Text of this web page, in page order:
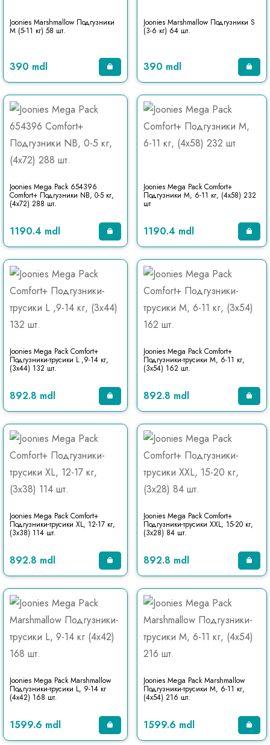
Joonies Marshmallow Подгузники
M (5-11 кг) 58 шт.
390 mdl
Joonies Marshmallow Подгузники S
(3-6 кг) 64 шт.
390 mdl
Joonies Mega Pack 654396
Comfort+ Подгузники NB, 0-5 кг,
(4x72) 288 шт.
1190.4 mdl
Joonies Mega Pack Comfort+
Подгузники M, 6-11 кг, (4x58) 232
шт
1190.4 mdl
Joonies Mega Pack Comfort+
Подгузники-трусики L ,9-14 кг,
(3x44) 132 шт.
892.8 mdl
Joonies Mega Pack Comfort+
Подгузники-трусики M, 6-11 кг,
(3x54) 162 шт.
892.8 mdl
Joonies Mega Pack Comfort+
Подгузники-трусики XL, 12-17 кг,
(3x38) 114 шт.
892.8 mdl
Joonies Mega Pack Comfort+
Подгузники-трусики XXL, 15-20 кг,
(3x28) 84 шт.
892.8 mdl
Joonies Mega Pack Marshmallow
Подгузники-трусики L, 9-14 кг
(4x42) 168 шт.
1599.6 mdl
Joonies Mega Pack Marshmallow
Подгузники-трусики M, 6-11 кг,
(4x54) 216 шт.
1599.6 mdl